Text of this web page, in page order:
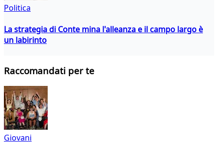
Politica
La strategia di Conte mina l'alleanza e il campo largo è
un labirinto
Raccomandati per te
Giovani